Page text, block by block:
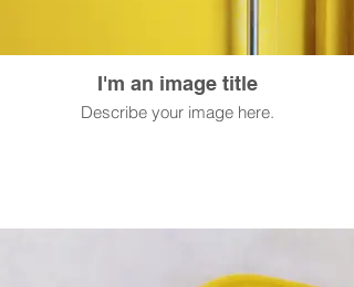
I'm an image title
Describe your image here.